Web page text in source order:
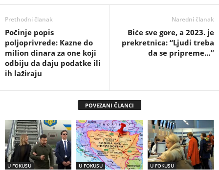
Prethodni članak
Počinje popis
poljoprivrede: Kazne do
milion dinara za one koji
odbiju da daju podatke ili
ih lažiraju
Naredni članak
Biće sve gore, a 2023. je
prekretnica: “Ljudi treba
da se pripreme…”
POVEZANI ČLANCI
U FOKUSU U FOKUSU U FOKUSU